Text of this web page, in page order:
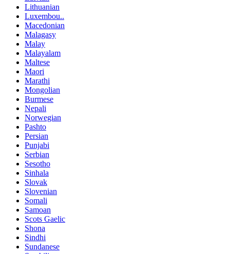
Lithuanian
Luxembou..
Macedonian
Malagasy
Malay
Malayalam
Maltese
Maori
Marathi
Mongolian
Burmese
Nepali
Norwegian
Pashto
Persian
Punjabi
Serbian
Sesotho
Sinhala
Slovak
Slovenian
Somali
Samoan
Scots Gaelic
Shona
Sindhi
Sundanese